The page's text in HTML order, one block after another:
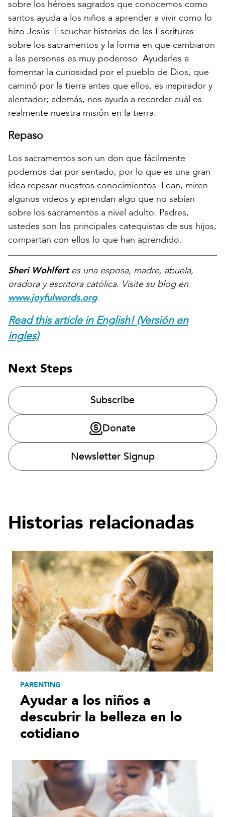
sobre los héroes sagrados que conocemos como
santos ayuda a los niños a aprender a vivir como lo
hizo Jesús. Escuchar historias de las Escrituras
sobre los sacramentos y la forma en que cambiaron
a las personas es muy poderoso. Ayudarles a
fomentar la curiosidad por el pueblo de Dios, que
caminó por la tierra antes que ellos, es inspirador y
alentador; además, nos ayuda a recordar cuál es
realmente nuestra misión en la tierra.
Repaso
Los sacramentos son un don que fácilmente
podemos dar por sentado, por lo que es una gran
idea repasar nuestros conocimientos. Lean, miren
algunos videos y aprendan algo que no sabían
sobre los sacramentos a nivel adulto. Padres,
ustedes son los principales catequistas de sus hijos;
compartan con ellos lo que han aprendido.
Sheri Wohlfertes una esposa, madre, abuela,
oradora y escritora católica. Visite su blog en
www.joyfulwords.org.
Read this article in English! (Versión en
ingles)
Next Steps
Subscribe
Donate
Newsletter Signup
Historias relacionadas
PARENTING
Ayudar a los niños a
descubrir la belleza en lo
cotidiano